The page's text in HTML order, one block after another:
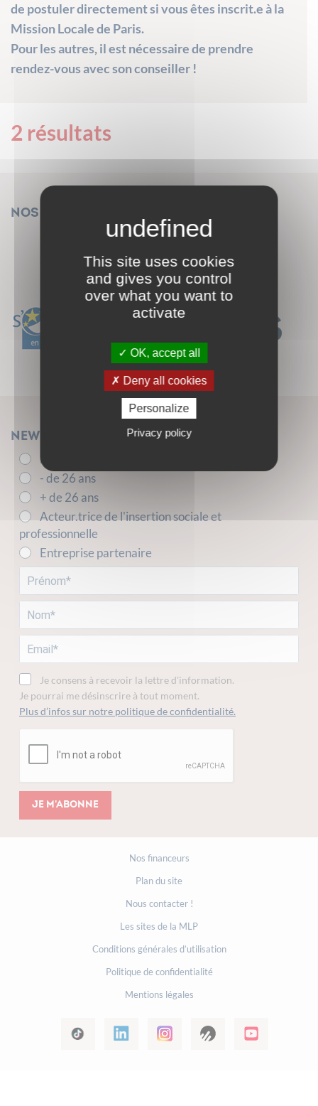
de postuler directement si vous êtes inscrit.e à la
Mission Locale de Paris.
Pour les autres, il est nécessaire de prendre
rendez-vous avec son conseiller !
2 résultats
Nos financeurs
Newsletter
Élu.e
- de 26 ans
+ de 26 ans
Acteur.trice de l'insertion sociale et
professionnelle
Entreprise partenaire
Je consens à recevoir la lettre d'information.
Je pourrai me désinscrire à tout moment.
Plus d’infos sur notre politique de confidentialité.
Je m'abonne
Nos financeurs
Plan du site
Nous contacter !
Les sites de la MLP
Conditions générales d’utilisation
Politique de confidentialité
Mentions légales
This site uses cookies
and gives you control
over what you want to
activate
OK, accept all
Deny all cookies
Personalize
Privacy policy